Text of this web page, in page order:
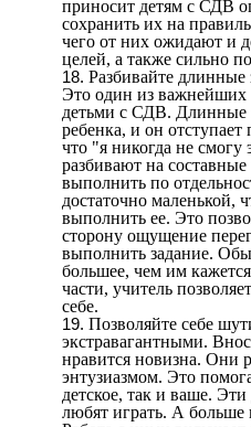
приносит детям с СДВ
сохранить их на
чего от них ожидают и
целей, а также сильно
Разбивайте длинные
Это один из важнейших
детьми с СДВ. Длинные
ребенка, и он
что "я никогда не смогу
разбивают на
выполнить по
достаточно маленькой,
выполнить ее. Это
сторону ощущение
выполнить задание.
большее, чем им
части, учитель
себе.
Позволяйте себе
экстравагантными.
нравится новизна. Они
энтузиазмом. Это
детское, так и ваше.
любят играть. А больше